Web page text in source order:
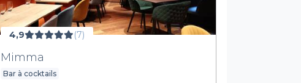
4,9 (7)
Mimma
Bar à cocktails